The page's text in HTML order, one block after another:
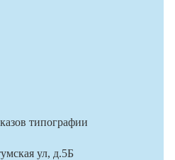
типографии
ул, д.5Б